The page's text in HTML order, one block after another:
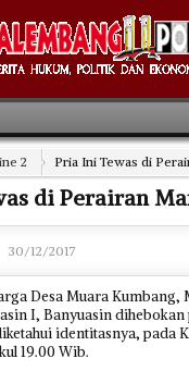
2 Pria Ini Tewas di
di Perairan
30/12/2017
Desa Muara Kumbang,
I, Banyuasin
identitasnya, pada
19.00 Wib.